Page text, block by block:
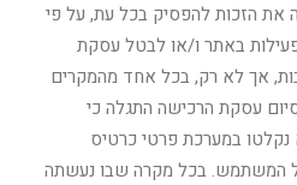
את הזכות להפסיק בכל עת, על פי
באתר ו/או לבטל עסקת
אך לא רק, בכל אחד מהמקרים
עסקת הרכישה התגלה כי
במערכת פרטי כרטיס
המשתמש. בכל מקרה שבו נעשתה